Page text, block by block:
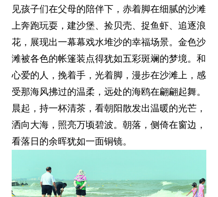
见孩子们在父母的陪伴下，赤着脚在细腻的沙滩
上奔跑玩耍，建沙堡、捡贝壳、捉鱼虾、追逐浪
花，展现出一幕幕戏水堆沙的幸福场景。金色沙
滩被各色的帐篷装点得犹如五彩斑斓的梦境。和
心爱的人，挽着手，光着脚，漫步在沙滩上，感
受那海风拂过的温柔，远处的海鸥在翩翩起舞。
晨起，持一杯清茶，看朝阳散发出温暖的光芒，
洒向大海，照亮万顷碧波。朝落，侧倚在窗边，
看落日的余晖犹如一面铜镜。